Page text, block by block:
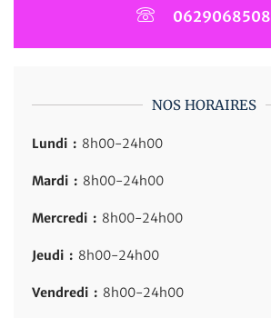
0629068508
NOS HORAIRES
Lundi : 8h00-24h00
Mardi : 8h00-24h00
Mercredi : 8h00-24h00
Jeudi : 8h00-24h00
Vendredi : 8h00-24h00